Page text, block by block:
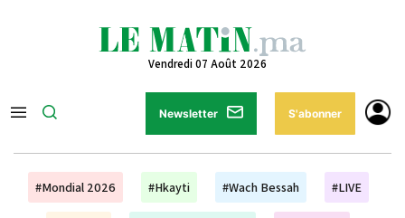
Vendredi 07 Août 2026
Newsletter S'abonner
#Mondial 2026 #Hkayti #Wach Bessah #LIVE